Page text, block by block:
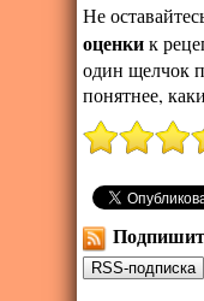
Не
оценкик
один щелчок
понятнее,